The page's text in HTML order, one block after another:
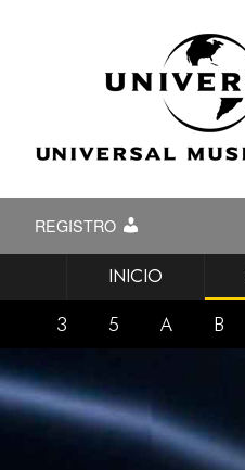
REGISTRO
INICIO
3 5 A B